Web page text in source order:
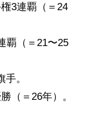
3連覇（＝24
覇（＝21〜25
。
（＝26年）。